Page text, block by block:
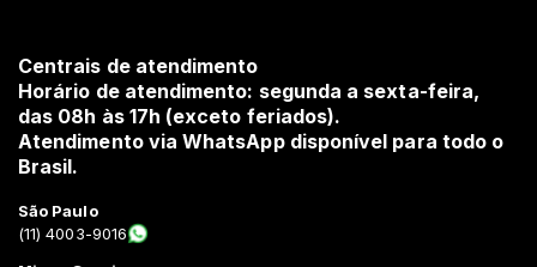
Centrais de atendimento
Horário de atendimento: segunda a sexta-feira,
das 08h às 17h (exceto feriados).
Atendimento via WhatsApp disponível para todo o
Brasil.
São Paulo
(11) 4003-9016